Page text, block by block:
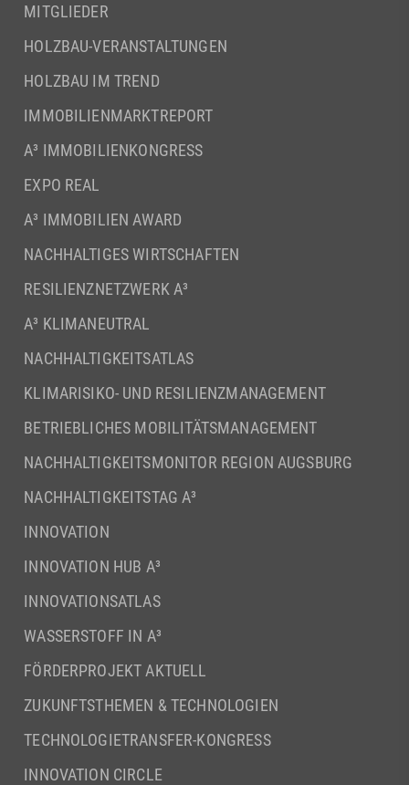
MITGLIEDER
HOLZBAU-VERANSTALTUNGEN
HOLZBAU IM TREND
IMMOBILIENMARKTREPORT
A³ IMMOBILIENKONGRESS
EXPO REAL
A³ IMMOBILIEN AWARD
NACHHALTIGES WIRTSCHAFTEN
RESILIENZNETZWERK A³
A³ KLIMANEUTRAL
NACHHALTIGKEITSATLAS
KLIMARISIKO- UND RESILIENZMANAGEMENT
BETRIEBLICHES MOBILITÄTSMANAGEMENT
NACHHALTIGKEITSMONITOR REGION AUGSBURG
NACHHALTIGKEITSTAG A³
INNOVATION
INNOVATION HUB A³
INNOVATIONSATLAS
WASSERSTOFF IN A³
FÖRDERPROJEKT AKTUELL
ZUKUNFTSTHEMEN & TECHNOLOGIEN
TECHNOLOGIETRANSFER-KONGRESS
INNOVATION CIRCLE